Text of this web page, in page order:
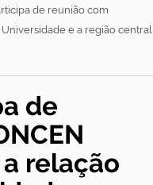
de reunião com
e a região central
de
relação